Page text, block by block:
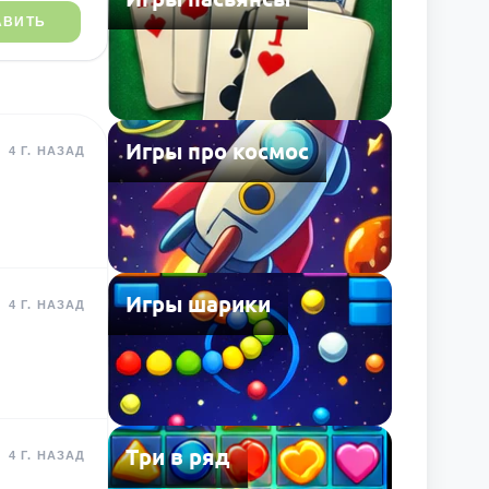
4 Г. НАЗАД
4 Г. НАЗАД
4 Г. НАЗАД
Игры про космос
Игры шарики
Три в ряд